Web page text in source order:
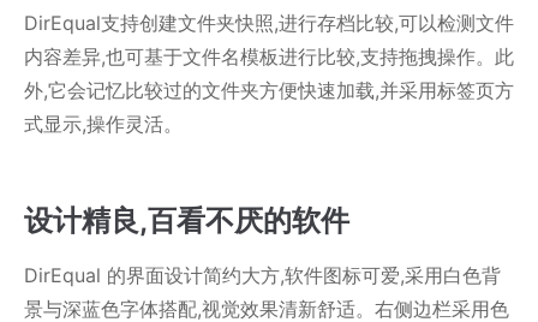
DirEqual支持创建文件夹快照,进行存档比较,可以检测文件
内容差异,也可基于文件名模板进行比较,支持拖拽操作。此
外,它会记忆比较过的文件夹方便快速加载,并采用标签页方
式显示,操作灵活。
设计精良,百看不厌的软件
DirEqual 的界面设计简约大方,软件图标可爱,采用白色背
景与深蓝色字体搭配,视觉效果清新舒适。右侧边栏采用色